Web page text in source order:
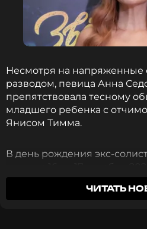
Несмотря на напряженные
разводом, певица Анна
препятствовала тесному
младшего ребенка с
Янисом Тимма.
В день рождения экс-
в ночь с 16 на 17 декабря
ушел из жизни. Трагедия
развода Анны, и многие
ЧИТАТЬ